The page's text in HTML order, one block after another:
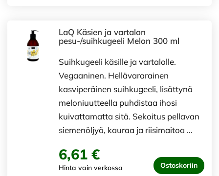
LaQ Käsien ja vartalon
pesu-/suihkugeeli Melon 300 ml
Suihkugeeli käsille ja vartalolle.
Vegaaninen. Hellävararainen
kasviperäinen suihkugeeli, lisättynä
meloniuutteella puhdistaa ihosi
kuivattamatta sitä. Sekoitus pellavan
siemenöljyä, kauraa ja riisimaitoa …
6,61 €
Hinta vain verkossa Ostoskoriin